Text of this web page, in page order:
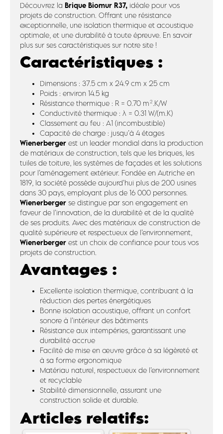
Découvrez la Brique Biomur R37, idéale pour vos
projets de construction. Offrant une résistance
exceptionnelle, une isolation thermique et acoustique
optimale, et une durabilité à toute épreuve. En savoir
plus sur ses caractéristiques sur notre site !
Caractéristiques :
Dimensions : 37.5 cm x 24.9 cm x 25 cm
Poids : environ 14.5 kg
Résistance thermique : R = 0.70 m².K/W
Conductivité thermique : λ = 0.31 W/(m.K)
Classement au feu : A1 (incombustible)
Capacité de charge : jusqu’à 4 étages
Wienerberger est un leader mondial dans la production
de matériaux de construction, tels que les briques, les
tuiles de toiture, les systèmes de façades et les solutions
pour l’aménagement extérieur. Fondée en Autriche en
1819, la société possède aujourd’hui plus de 200 usines
dans 30 pays, employant plus de 16 000 personnes.
Wienerberger se distingue par son engagement en
faveur de l’innovation, de la durabilité et de la qualité
de ses produits. Avec des matériaux de construction de
qualité supérieure et respectueux de l’environnement,
Wienerberger est un choix de confiance pour tous vos
projets de construction.
Avantages :
Excellente isolation thermique, contribuant à la
réduction des pertes énergétiques
Bonne isolation acoustique, offrant un confort
sonore à l’intérieur des bâtiments
Résistance aux intempéries, garantissant une
durabilité accrue
Facilité de mise en œuvre grâce à sa légèreté et
à sa forme ergonomique
Matériau naturel, respectueux de l’environnement
et recyclable
Stabilité dimensionnelle, assurant une
construction solide et durable.
Articles relatifs: